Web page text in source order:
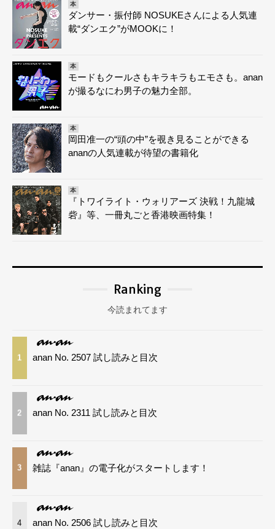
本
ダンサー・振付師 NOSUKEさんによる人気連
載“ダンエク”がMOOKに！
本
モードもクールさもキラキラもエモさも。anan
が撮るなにわ男子の魅力全部。
本
岡田准一の“頭の中”を覗き見ることができる
ananの人気連載が待望の書籍化
本
『トワイライト・ウォリアーズ 決戦！九龍城
砦』等、一冊丸ごと香港映画特集！
Ranking
今読まれてます
1 anan No. 2507 試し読みと目次
2 anan No. 2311 試し読みと目次
3 雑誌『anan』の電子化がスタートします！
4 anan No. 2506 試し読みと目次